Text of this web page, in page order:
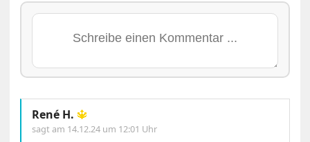
René H. 🔱
sagt am 14.12.24 um 12:01 Uhr